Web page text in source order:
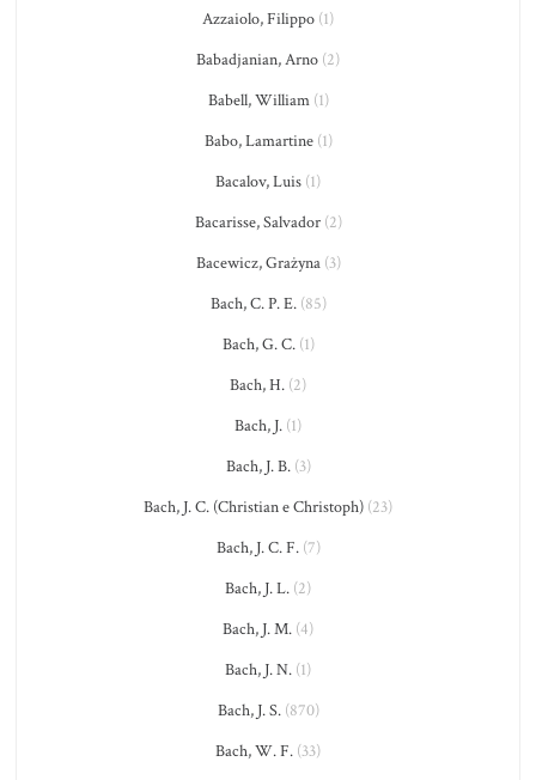
Azzaiolo, Filippo (1)
Babadjanian, Arno (2)
Babell, William(1)
Babo, Lamartine(1)
Bacalov, Luis (1)
Bacarisse, Salvador(2)
Bacewicz, Grażyna(3)
Bach, C. P. E.(85)
Bach, G. C.(1)
Bach, H. (2)
Bach, J. (1)
Bach, J. B.(3)
Bach, J. C. (Christian e Christoph) (23)
Bach, J. C. F.(7)
Bach, J. L. (2)
Bach, J. M. (4)
Bach, J. N. (1)
Bach, J. S.(870)
Bach, W. F. (33)